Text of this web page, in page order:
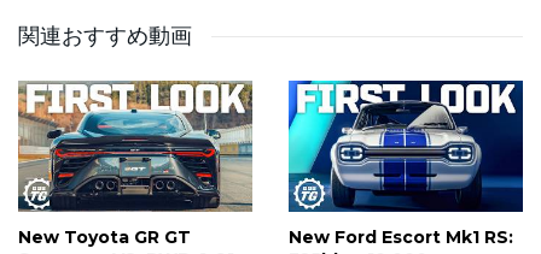
X/Twitter: https://x.com/BBC_TopGear
This is a commercial channel from BBC Studios.
Service & Feedback
https://www.bbcstudios.com/contact/contact-us/
00:00 Introduction
関連おすすめ動画
New Toyota GR GT
New Ford Escort Mk1 RS: